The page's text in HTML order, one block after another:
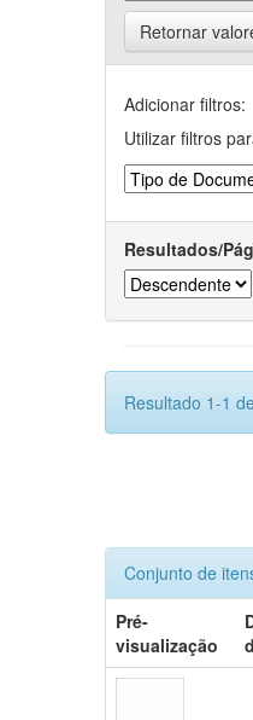
Retornar
Adicionar filtros:
Utilizar filtros
Resultados/
Resultado 1-1
Conjunto de
Pré-
visualização